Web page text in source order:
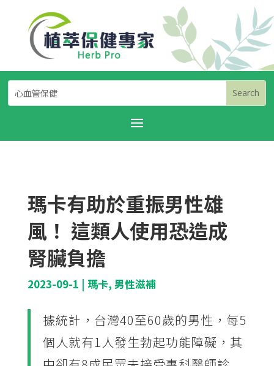
瑪卡有助於重振男性雄
風！ 這類人使用恐造成
腎臟負擔
2023-09-1 | 瑪卡, 男性滋補
據統計，台灣40至60歲的男性，每5
個人就有1人發生勃起功能障礙，其